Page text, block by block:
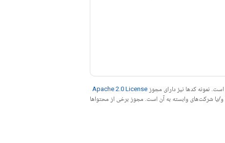
است. نمونه کدها نیز دارای مجوز Apache 2.0 License
مراجعه کنید. جاوا علامت تجاری ثبت‌شده Oracle و/یا شرکت‌های وابسته به آن است. مجوز برخی از محتواها